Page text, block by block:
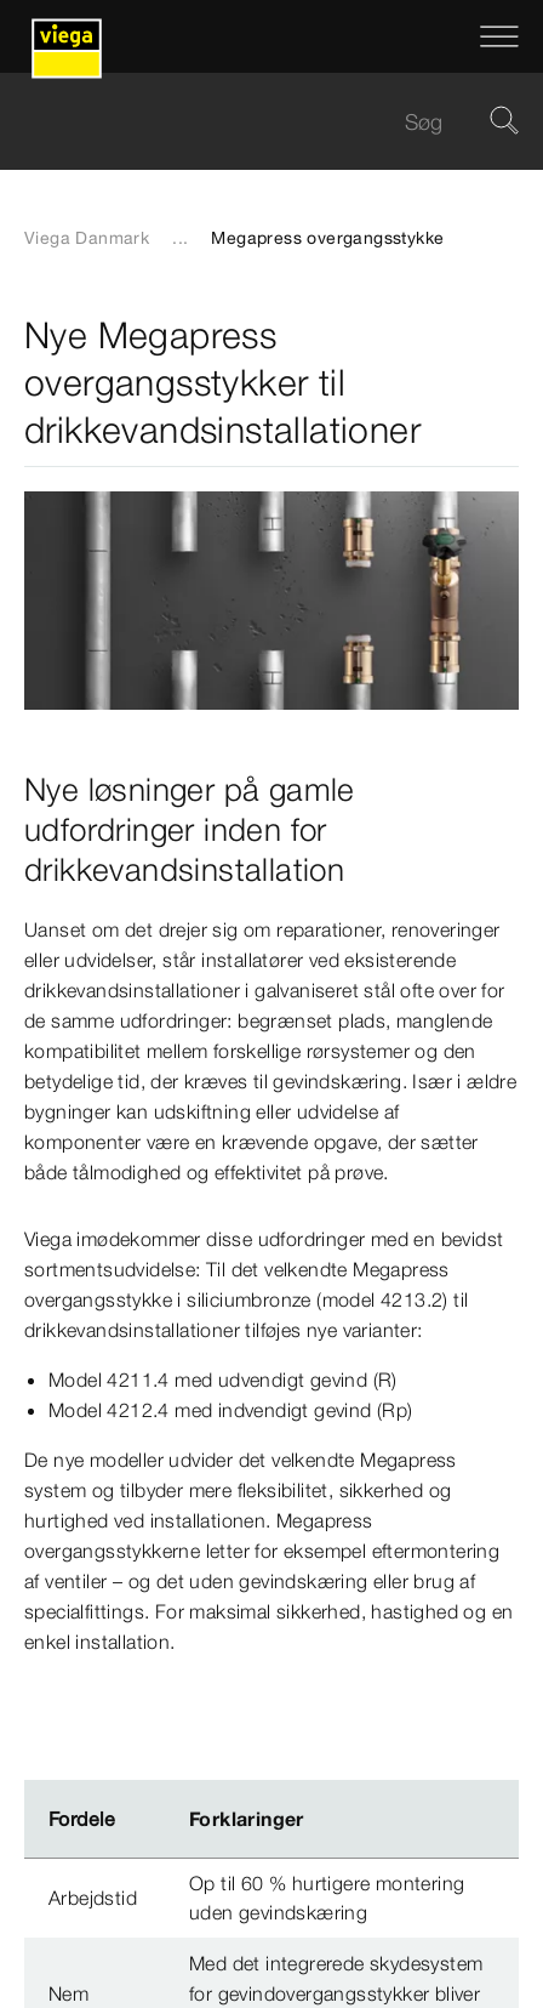
Viega Danmark ... Megapress overgangsstykke
Nye Megapress
overgangsstykker til
drikkevandsinstallationer
Nye løsninger på gamle
udfordringer inden for
drikkevandsinstallation
Uanset om det drejer sig om reparationer, renoveringer
eller udvidelser, står installatører ved eksisterende
drikkevandsinstallationer i galvaniseret stål ofte over for
de samme udfordringer: begrænset plads, manglende
kompatibilitet mellem forskellige rørsystemer og den
betydelige tid, der kræves til gevindskæring. Især i ældre
bygninger kan udskiftning eller udvidelse af
komponenter være en krævende opgave, der sætter
både tålmodighed og effektivitet på prøve.
Viega imødekommer disse udfordringer med en bevidst
sortmentsudvidelse: Til det velkendte Megapress
overgangsstykke i siliciumbronze (model 4213.2) til
drikkevandsinstallationer tilføjes nye varianter:
Model 4211.4 med udvendigt gevind (R)
Model 4212.4 med indvendigt gevind (Rp)
De nye modeller udvider det velkendte Megapress
system og tilbyder mere fleksibilitet, sikkerhed og
hurtighed ved installationen. Megapress
overgangsstykkerne letter for eksempel eftermontering
af ventiler – og det uden gevindskæring eller brug af
specialfittings. For maksimal sikkerhed, hastighed og en
enkel installation.
Fordele Forklaringer
Arbejdstid
Op til 60 % hurtigere montering
uden gevindskæring
Nem
Med det integrerede skydesystem
for gevindovergangsstykker bliver